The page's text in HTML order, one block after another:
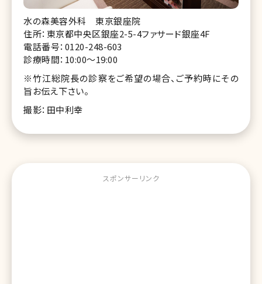
水の森美容外科 東京銀座院
住所：東京都中央区銀座2-5-4ファサード銀座4F
電話番号：0120-248-603
診療時間：10:00～19:00
※竹江総院長の診察をご希望の場合、ご予約時にその
旨お伝え下さい。
撮影：田中利幸
スポンサーリンク